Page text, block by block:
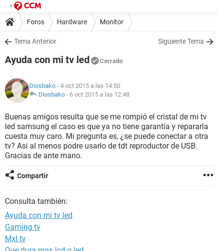
Foros Hardware Monitor
Tema Anterior Siguiente Tema
Ayuda con mi tv led Cerrado
Diosbako - 4 oct 2015 a las 14:50
Diosbako - 6 oct 2015 a las 12:48
Buenas amigos resulta que se me rompió el cristal de mi tv
led samsung el caso es que ya no tiene garantía y repararla
cuesta muy caro. Mi pregunta es, ¿se puede conectar a otra
tv? Asi al menos podre usarlo de tdt reproductor de USB.
Gracias de ante mano.
Compartir
Consulta también:
Ayuda con mi tv led
Gaming tv
Mxl tv